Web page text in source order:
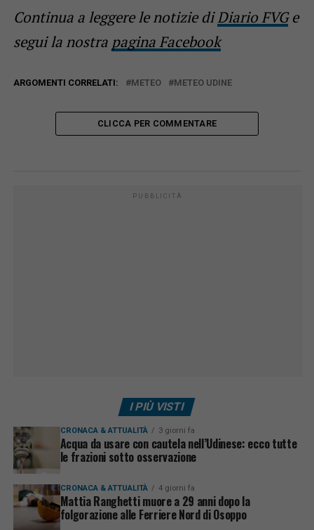
Continua a leggere le notizie diDiario FVGe
segui la nostra pagina Facebook
ARGOMENTI CORRELATI: METEO METEO UDINE
CLICCA PER COMMENTARE
PUBBLICITÀ
I PIÙ VISTI
CRONACA & ATTUALITÀ 3 giorni fa
Acqua da usare con cautela nell’Udinese: ecco tutte
le frazioni sotto osservazione
CRONACA & ATTUALITÀ 4 giorni fa
Mattia Ranghetti muore a 29 anni dopo la
folgorazione alle Ferriere Nord di Osoppo